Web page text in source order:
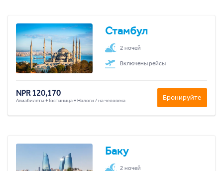
Стамбул
2 ночей
Включены рейсы
NPR 120,170
Авиабилеты + Гостиница + Налоги / на человека Бронируйте
Баку
2 ночей